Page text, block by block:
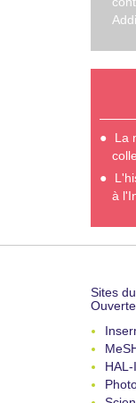
La
à
Sites